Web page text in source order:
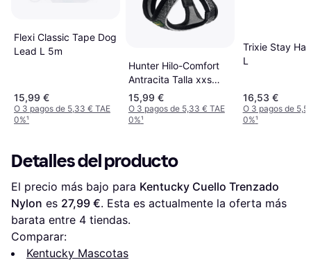
Flexi Classic Tape Dog
Lead L 5m
15,99 €
O 3 pagos de 5,33 € TAE
0%¹
Hunter Hilo-Comfort
Antracita Talla xxs
(26-30 cm)
15,99 €
O 3 pagos de 5,33 € TAE
0%¹
Trixie Stay
L
16,53 €
O 3 pagos de
0%¹
Detalles del producto
El precio más bajo para Kentucky Cuello Trenzado
Nylon es 27,99 €. Esta es actualmente la oferta más
barata entre 4 tiendas.
Comparar:
Kentucky Mascotas